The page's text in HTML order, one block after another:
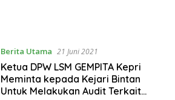
Berita Utama 21 Juni 2021
Ketua DPW LSM GEMPITA Kepri
Meminta kepada Kejari Bintan
Untuk Melakukan Audit Terkait